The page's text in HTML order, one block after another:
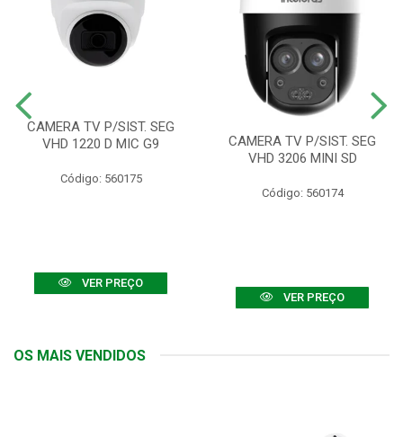
CAMERA TV P/SIST. SEG
VHD 1220 D MIC G9
Código: 560175
VER PREÇO
CAMERA TV P/SIST. SEG
VHD 3206 MINI SD
Código: 560174
VER PREÇO
OS MAIS VENDIDOS